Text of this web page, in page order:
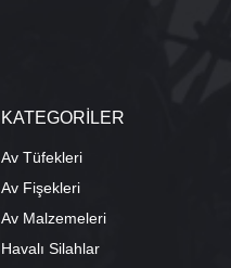
KATEGORİLER
Av Tüfekleri
Av Fişekleri
Av Malzemeleri
Havalı Silahlar